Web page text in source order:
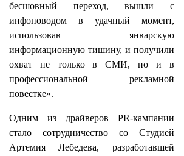
бесшовный переход, вышли с
инфоповодом в удачный момент,
использовав январскую
информационную тишину, и получили
охват не только в СМИ, но и в
профессиональной рекламной
повестке».
Одним из драйверов PR-кампании
стало сотрудничество со Студией
Артемия Лебедева, разработавшей